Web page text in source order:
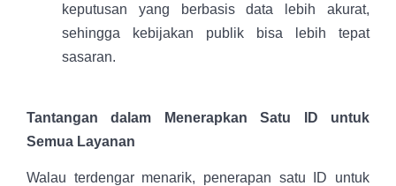
keputusan yang berbasis data lebih akurat,
sehingga kebijakan publik bisa lebih tepat
sasaran.
Tantangan dalam Menerapkan Satu ID untuk
Semua Layanan
Walau terdengar menarik, penerapan satu ID untuk